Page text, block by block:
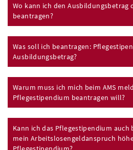
Wo kann ich den Ausbildungsbetrag
beantragen?
Was soll ich beantragen:
Ausbildungsbetrag?
Warum muss ich mich beim AMS
Pflegestipendium beantragen will?
Kann ich das Pflegestipendium auch
mein Arbeitslosengeldanspruch